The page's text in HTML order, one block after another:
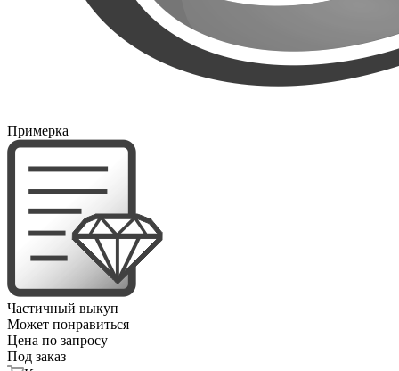
Примерка
Частичный выкуп
Может понравиться
Цена по запросу
Под заказ